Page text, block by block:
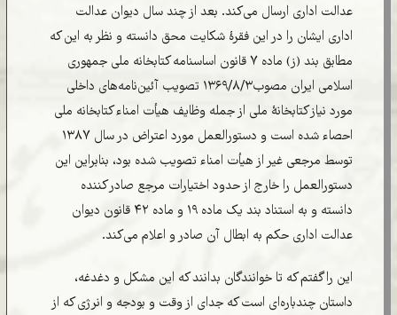
عدالت اداری ارسال می‌کند. بعد از چند سال دیوان عدالت
اداری ایشان را در این فقرۀ شکایت محق دانسته و نظر به این که
مطابق بند (ز) ماده ۷ قانون اساسنامه کتابخانه ملی جمهوری
اسلامی ایران مصوب۱۳۶۹/۸/۳ تصویب آئین‌نامه‌های داخلی
مورد نیاز کتابخانۀ ملی از جمله وظایف هیأت امناء کتابخانه ملی
احصاء شده است و دستور‌العمل مورد اعتراض در سال ۱۳۸۷
توسط مرجعی غیر از هیأت امناء تصویب شده بود، بنابراین این
دستورالعمل را خارج از حدود اختیارات مرجع صادر کننده
دانسته و به استناد بند یک ماده ۱۹ و ماده ۴۲ قانون دیوان
عدالت اداری حکم به ابطال آن صادر و اعلام می‌کند.
این را گفتم که تا خوانندگان بدانند که این مشکل و دغدغه،
داستان چندباره‌ای است که جدای از وقت و بودجه و انرژی که از